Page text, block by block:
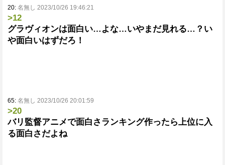
20: 名無し 2023/10/26 19:46:21
>12
グラヴィオンは面白い…よな…いやまだ見れる…？い
や面白いはずだろ！
65: 名無し 2023/10/26 20:01:59
>20
バリ監督アニメで面白さランキング作ったら上位に入
る面白さだよね